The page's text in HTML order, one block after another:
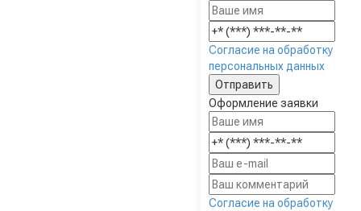
Согласие на обработку
персональных данных
Оформление заявки
Согласие на обработку